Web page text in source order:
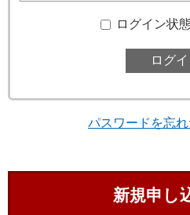
ログイン状
パスワードを忘
新規申し